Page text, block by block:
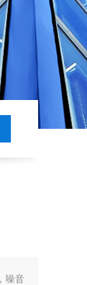
噪音